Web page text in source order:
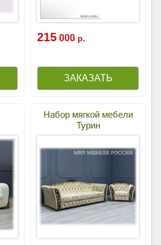
215 000 р.
Набор мягкой мебели
Турин